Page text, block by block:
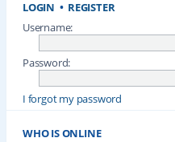
LOGIN • REGISTER
Username:
Password:
I forgot my password
WHO IS ONLINE